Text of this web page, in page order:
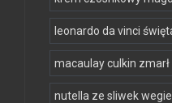
leonardo da vinci
macaulay culkin zmarł
nutella ze sliwek